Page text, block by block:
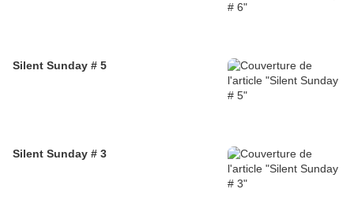
Silent Sunday # 5
Silent Sunday # 3